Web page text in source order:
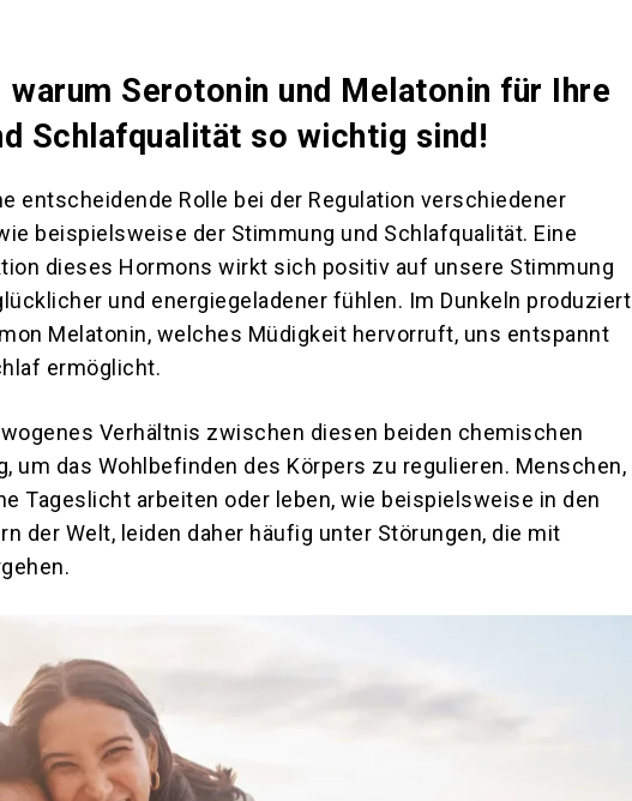
warum Serotonin und Melatonin für Ihre
Schlafqualität so wichtig sind!
entscheidende Rolle bei der Regulation verschiedener
beispielsweise der Stimmung und Schlafqualität. Eine
dieses Hormons wirkt sich positiv auf unsere Stimmung
und energiegeladener fühlen. Im Dunkeln produziert
Melatonin, welches Müdigkeit hervorruft, uns entspannt
ermöglicht.
Verhältnis zwischen diesen beiden chemischen
um das Wohlbefinden des Körpers zu regulieren. Menschen,
Tageslicht arbeiten oder leben, wie beispielsweise in den
der Welt, leiden daher häufig unter Störungen, die mit